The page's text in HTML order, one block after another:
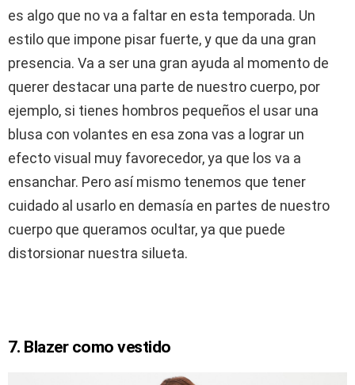
es algo que no va a faltar en esta temporada. Un
estilo que impone pisar fuerte, y que da una gran
presencia. Va a ser una gran ayuda al momento de
querer destacar una parte de nuestro cuerpo, por
ejemplo, si tienes hombros pequeños el usar una
blusa con volantes en esa zona vas a lograr un
efecto visual muy favorecedor, ya que los va a
ensanchar. Pero así mismo tenemos que tener
cuidado al usarlo en demasía en partes de nuestro
cuerpo que queramos ocultar, ya que puede
distorsionar nuestra silueta.
7. Blazer como vestido